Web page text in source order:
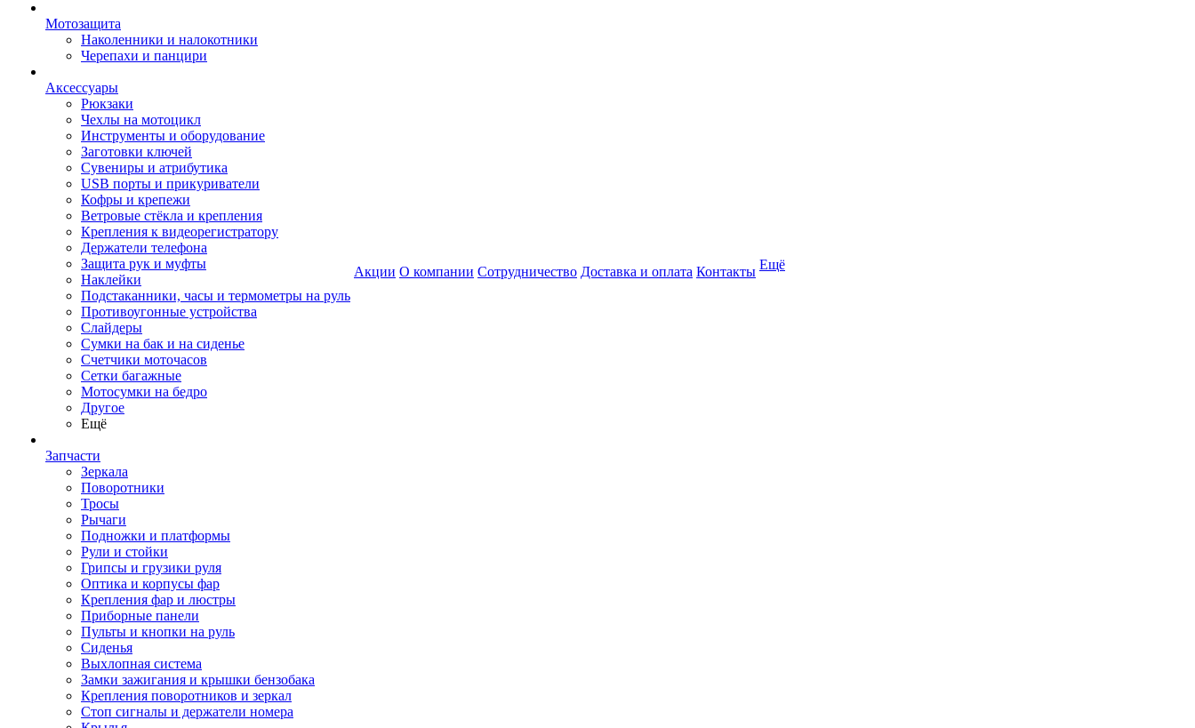
Мотозащита
Наколенники и налокотники
Черепахи и панцири
Аксессуары
Рюкзаки
Чехлы на мотоцикл
Инструменты и оборудование
Заготовки ключей
Сувениры и атрибутика
USB порты и прикуриватели
Кофры и крепежи
Ветровые стёкла и крепления
Крепления к видеорегистратору
Держатели телефона
Защита рук и муфты
Наклейки
Подстаканники, часы и термометры на руль
Противоугонные устройства
Слайдеры
Сумки на бак и на сиденье
Счетчики моточасов
Сетки багажные
Мотосумки на бедро
Другое
Ещё
Запчасти
Зеркала
Поворотники
Тросы
Рычаги
Подножки и платформы
Рули и стойки
Грипсы и грузики руля
Оптика и корпусы фар
Крепления фар и люстры
Приборные панели
Пульты и кнопки на руль
Сиденья
Выхлопная система
Замки зажигания и крышки бензобака
Крепления поворотников и зеркал
Стоп сигналы и держатели номера
Акции О компании Сотрудничество Доставка и оплата Контакты Ещё